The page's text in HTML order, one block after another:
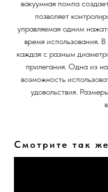
вакуумная помпа
позволяет
управляемая одним
время использования.
каждая с разным
прилегания. Одна из
возможность
удовольствия.
Смотрите так же